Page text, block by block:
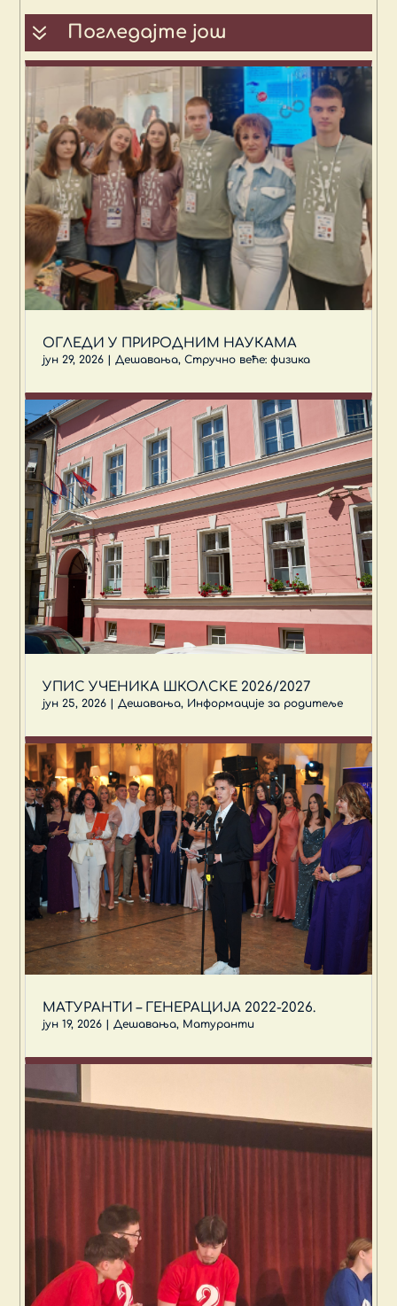
7 Погледајте још
ОГЛЕДИ У ПРИРОДНИМ НАУКАМА
јун 29, 2026 |Дешавања,Стручно веће: физика
УПИС УЧЕНИКА ШКОЛСКЕ 2026/2027
јун 25, 2026 | Дешавања, Информације за родитеље
МАТУРАНТИ – ГЕНЕРАЦИЈА 2022-2026.
јун 19, 2026 |Дешавања, Матуранти